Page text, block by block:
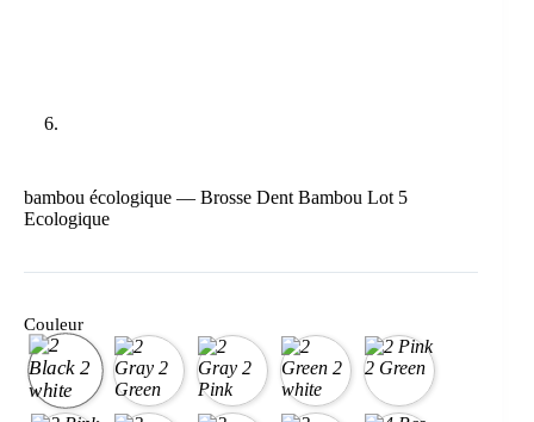
bambou écologique — Brosse Dent Bambou Lot 5
Ecologique
Couleur